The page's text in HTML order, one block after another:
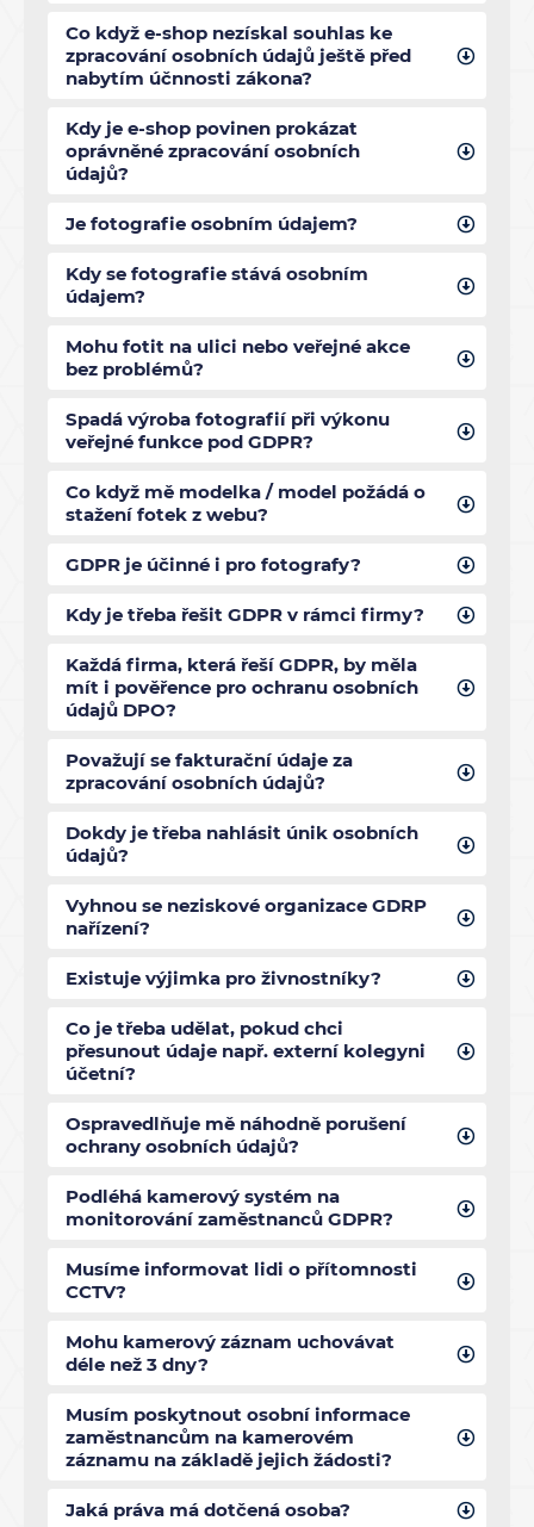
Co když e-shop nezískal souhlas ke
zpracování osobních údajů ještě před
nabytím účnnosti zákona?
Kdy je e-shop povinen prokázat
oprávněné zpracování osobních
údajů?
Je fotografie osobním údajem?
Kdy se fotografie stává osobním
údajem?
Mohu fotit na ulici nebo veřejné akce
bez problémů?
Spadá výroba fotografií při výkonu
veřejné funkce pod GDPR?
Co když mě modelka / model požádá o
stažení fotek z webu?
GDPR je účinné i pro fotografy?
Kdy je třeba řešit GDPR v rámci firmy?
Každá firma, která řeší GDPR, by měla
mít i pověřence pro ochranu osobních
údajů DPO?
Považují se fakturační údaje za
zpracování osobních údajů?
Dokdy je třeba nahlásit únik osobních
údajů?
Vyhnou se neziskové organizace GDRP
nařízení?
Existuje výjimka pro živnostníky?
Co je třeba udělat, pokud chci
přesunout údaje např. externí kolegyni
účetní?
Ospravedlňuje mě náhodně porušení
ochrany osobních údajů?
Podléhá kamerový systém na
monitorování zaměstnanců GDPR?
Musíme informovat lidi o přítomnosti
CCTV?
Mohu kamerový záznam uchovávat
déle než 3 dny?
Musím poskytnout osobní informace
zaměstnancům na kamerovém
záznamu na základě jejich žádosti?
Jaká práva má dotčená osoba?